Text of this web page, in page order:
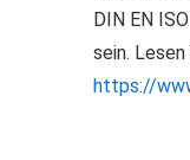
DIN EN
sein.
https://